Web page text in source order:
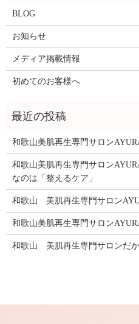
BLOG
お知らせ
メディア掲載情報
初めてのお客様へ
和歌山美肌再生専門サロン
和歌山美肌再生専門サロン
なのは「整えるケア」
和歌山 美肌再生専門サロン
和歌山美肌再生専門サロン
和歌山 美肌再生専門サロンだ